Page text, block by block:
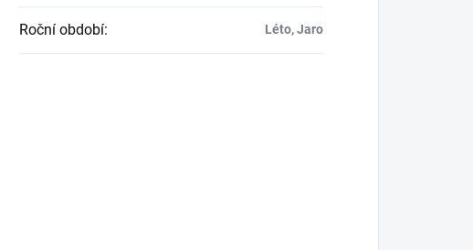
Roční období: Léto, Jaro